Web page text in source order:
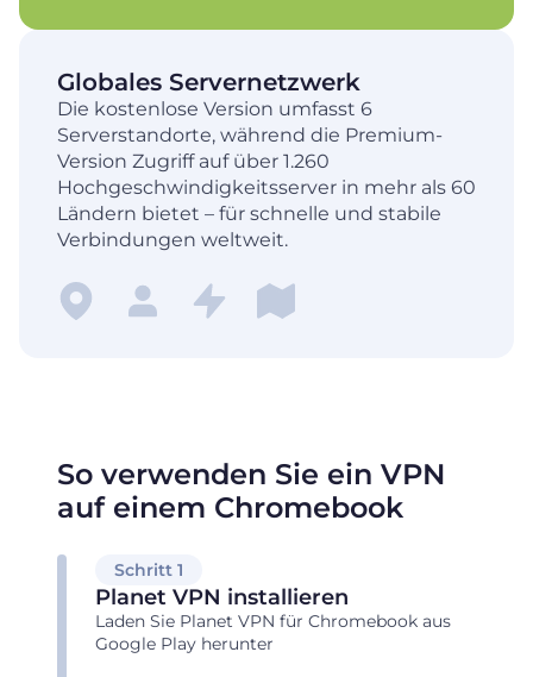
Globales Servernetzwerk
Die kostenlose Version umfasst 6
Serverstandorte, während die Premium-
Version Zugriff auf über 1.260
Hochgeschwindigkeitsserver in mehr als 60
Ländern bietet – für schnelle und stabile
Verbindungen weltweit.
So verwenden Sie ein VPN
auf einem Chromebook
Schritt 1
Planet VPN installieren
Laden Sie Planet VPN für Chromebook aus
Google Play herunter